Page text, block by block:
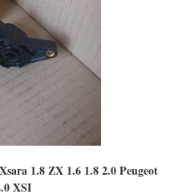
1.8 ZX 1.6 1.8 2.0 Peugeot
XSI